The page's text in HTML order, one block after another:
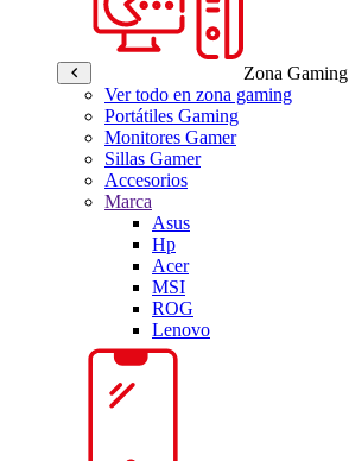
Zona Gaming
Ver todo en zona gaming
Portátiles Gaming
Monitores Gamer
Sillas Gamer
Accesorios
Marca
Asus
Hp
Acer
MSI
ROG
Lenovo